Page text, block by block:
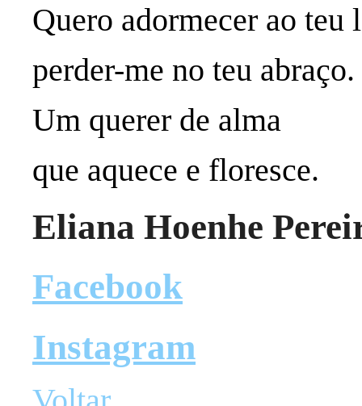
Quero adormecer ao teu
perder-me no teu abraço.
Um querer de alma
que aquece e floresce.
Eliana Hoenhe
Facebook
Instagram